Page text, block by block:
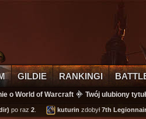
GILDIE RANKINGI
o World of Warcraft Twój ulubiony
po raz2. kuturinzdobył7th